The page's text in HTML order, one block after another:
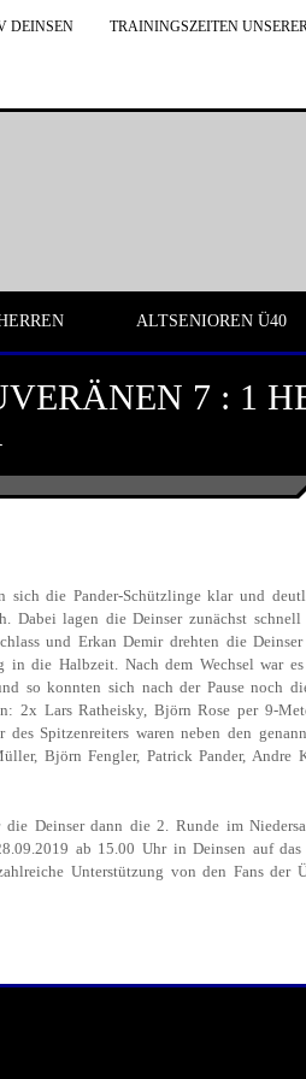
DEINSEN TRAININGSZEITEN
ALTSENIOREN Ü40
7 : 1
sich die Pander-Schützlinge klar und
Dabei lagen die Deinser zunächst
und Erkan Demir drehten die
die Halbzeit. Nach dem Wechsel war
so konnten sich nach der Pause noch
2x Lars Ratheisky, Björn Rose per 9-
Spitzenreiters waren neben den
Björn Fengler, Patrick Pander, Andre
Deinser dann die 2. Runde im
ab 15.00 Uhr in Deinsen auf das
Unterstützung von den Fans der